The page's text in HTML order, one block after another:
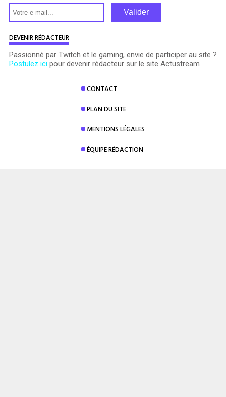
CONTACT
PLAN DU SITE
MENTIONS LÉGALES
ÉQUIPE RÉDACTION
Valider
DEVENIR RÉDACTEUR
Passionné par Twitch et le gaming, envie de participer au site ?
Postulez ici pour devenir rédacteur sur le site Actustream